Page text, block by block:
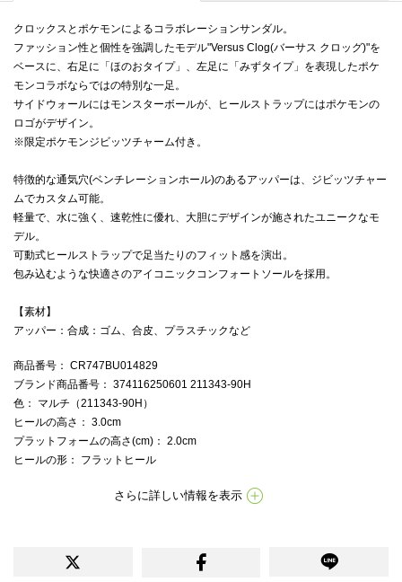
クロックスとポケモンによるコラボレーションサンダル。
ファッション性と個性を強調したモデル"Versus Clog(バーサス クロッグ)"を
ベースに、右足に「ほのおタイプ」、左足に「みずタイプ」を表現したポケ
モンコラボならではの特別な一足。
サイドウォールにはモンスターボールが、ヒールストラップにはポケモンの
ロゴがデザイン。
※限定ポケモンジビッツチャーム付き。
特徴的な通気穴(ベンチレーションホール)のあるアッパーは、ジビッツチャー
ムでカスタム可能。
軽量で、水に強く、速乾性に優れ、大胆にデザインが施されたユニークなモ
デル。
可動式ヒールストラップで足当たりのフィット感を演出。
包み込むような快適さのアイコニックコンフォートソールを採用。
【素材】
アッパー：合成：ゴム、合皮、プラスチックなど
商品番号 ： CR747BU014829
ブランド商品番号 ： 374116250601 211343-90H
色 ： マルチ（211343-90H）
ヒールの高さ ： 3.0cm
プラットフォームの高さ(cm) ： 2.0cm
ヒールの形 ： フラットヒール
さらに詳しい情報を表示